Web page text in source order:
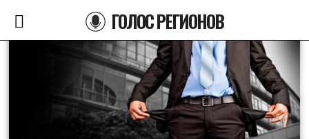
ГОЛОС РЕГИОНОВ